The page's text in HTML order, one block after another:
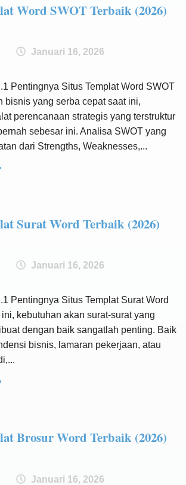
Word SWOT Terbaik (2026)
Januari 16, 2026
Pentingnya Situs Templat Word SWOT
bisnis yang serba cepat saat ini,
perencanaan strategis yang terstruktur
sebesar ini. Analisa SWOT yang
dari Strengths, Weaknesses,...
Surat Word Terbaik (2026)
Januari 16, 2026
Pentingnya Situs Templat Surat Word
kebutuhan akan surat-surat yang
dengan baik sangatlah penting. Baik
bisnis, lamaran pekerjaan, atau
Brosur Word Terbaik (2026)
Januari 16, 2026